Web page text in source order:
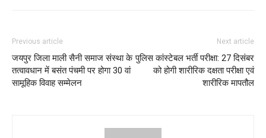
Previous article
जयपुर जिला माली सैनी समाज संस्था के
तत्वावधान में बसंत पंचमी पर होगा 30 वां
सामूहिक विवाह सम्मेलन
Next article
पुलिस कांस्टेबल भर्ती परीक्षा: 27 दिसंबर
को होगी शारीरिक दक्षता परीक्षा एवं
शारीरिक मापतौल